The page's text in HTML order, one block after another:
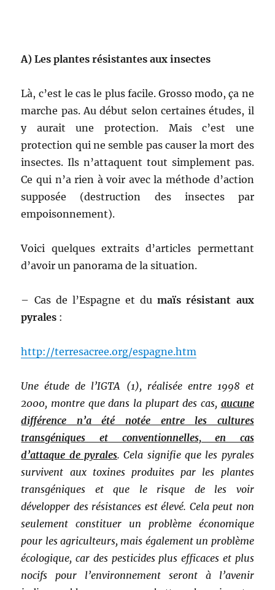
A) Les plantes résistantes aux insectes
Là, c’est le cas le plus facile. Grosso modo, ça ne
marche pas. Au début selon certaines études, il
y aurait une protection. Mais c’est une
protection qui ne semble pas causer la mort des
insectes. Ils n’attaquent tout simplement pas.
Ce qui n’a rien à voir avec la méthode d’action
supposée (destruction des insectes par
empoisonnement).
Voici quelques extraits d’articles permettant
d’avoir un panorama de la situation.
– Cas de l’Espagne et dumaïs résistant aux
pyrales :
http://terresacree.org/espagne.htm
Une étude de l’IGTA (1), réalisée entre 1998 et
2000, montre que dans la plupart des cas, aucune
différence n’a été notée entre les cultures
transgéniques et conventionnelles, en cas
d’attaque de pyrales. Cela signifie que les pyrales
survivent aux toxines produites par les plantes
transgéniques et que le risque de les voir
développer des résistances est élevé. Cela peut non
seulement constituer un problème économique
pour les agriculteurs, mais également un problème
écologique, car des pesticides plus efficaces et plus
nocifs pour l’environnement seront à l’avenir